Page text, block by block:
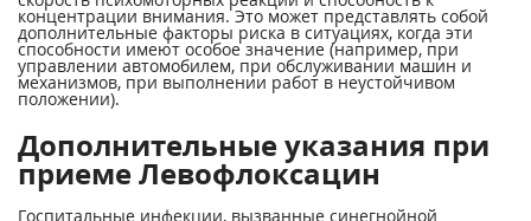
концентрации внимания. Это может представлять собой
дополнительные факторы риска в ситуациях, когда эти
способности имеют особое значение (например, при
управлении автомобилем, при обслуживании машин и
механизмов, при выполнении работ в неустойчивом
положении).
Дополнительные указания при
приеме Левофлоксацин
Госпитальные инфекции, вызванные синегнойной